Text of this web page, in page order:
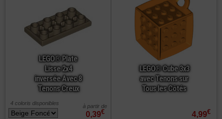
LEGO® Plate
Lisse 2x4
inversée Avec 8
Tenons Creux
0,39€
à partir de
4 coloris disponibles
LEGO® Cube 3x3
avec Tenons sur
Tous les Côtés
4,99€